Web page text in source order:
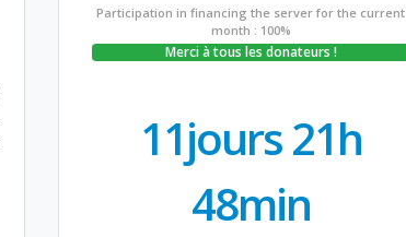
Participation in financing the server for the current
month : 100%
Merci à tous les donateurs !
11jours 21h
48min